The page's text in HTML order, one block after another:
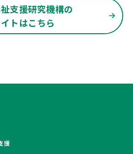
支援研究機構の
トはこちら
援